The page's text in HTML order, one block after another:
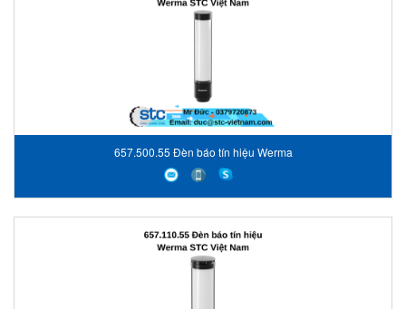
657.500.55 Đèn báo tín hiệu Werma